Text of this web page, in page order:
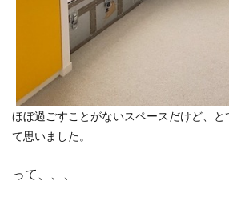
ほぼ過ごすことがないスペースだけど、
て思いました。
って、、、